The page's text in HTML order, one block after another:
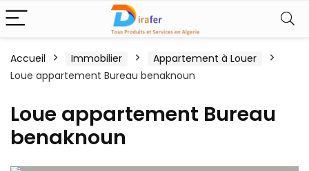
Accueil Immobilier
Appartement à Louer
Loue appartement Bureau benaknoun
Loue appartement Bureau
benaknoun